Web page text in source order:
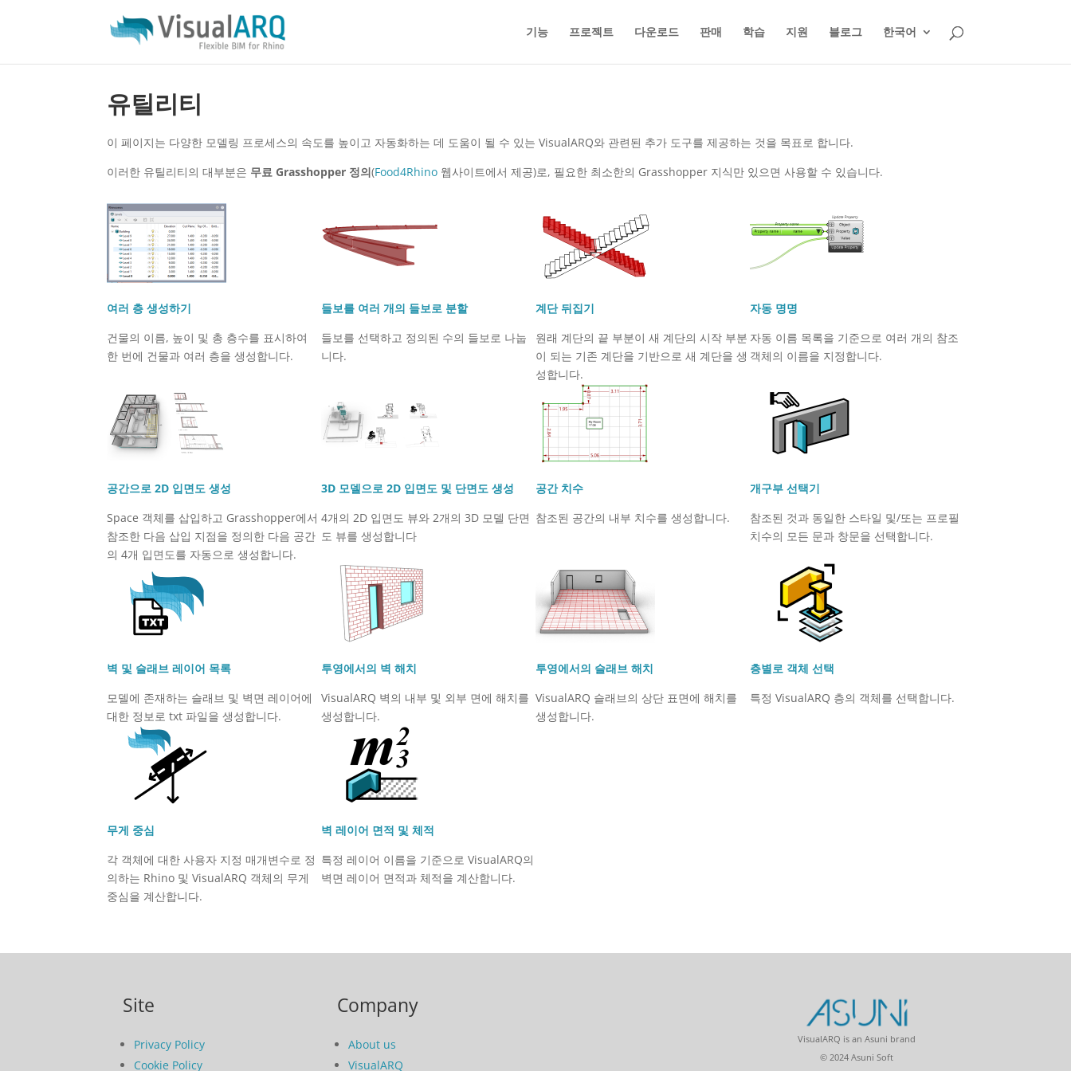
기능 프로젝트 다운로드 판매 학습 지원 블로그 한국어
유틸리티
이 페이지는 다양한 모델링 프로세스의 속도를 높이고 자동화하는 데 도움이 될 수 있는 VisualARQ와 관련된 추가 도구를 제공하는 것을 목표로 합니다.
이러한 유틸리티의 대부분은 무료 Grasshopper 정의(Food4Rhino 웹사이트에서 제공)로, 필요한 최소한의 Grasshopper 지식만 있으면 사용할 수 있습니다.
여러 층 생성하기
건물의 이름, 높이 및 총 층수를 표시하여
한 번에 건물과 여러 층을 생성합니다.
들보를 여러 개의 들보로 분할
들보를 선택하고 정의된 수의 들보로 나눕
니다.
계단 뒤집기
원래 계단의 끝 부분이 새 계단의 시작 부분
이 되는 기존 계단을 기반으로 새 계단을 생
성합니다.
자동 명명
자동 이름 목록을 기준으로 여러 개의 참조
객체의 이름을 지정합니다.
공간으로 2D 입면도 생성
Space 객체를 삽입하고 Grasshopper에서
참조한 다음 삽입 지점을 정의한 다음 공간
의 4개 입면도를 자동으로 생성합니다.
3D 모델으로 2D 입면도 및 단면도 생성
4개의 2D 입면도 뷰와 2개의 3D 모델 단면
도 뷰를 생성합니다
공간 치수
참조된 공간의 내부 치수를 생성합니다.
개구부 선택기
참조된 것과 동일한 스타일 및/또는 프로필
치수의 모든 문과 창문을 선택합니다.
벽 및 슬래브 레이어 목록
모델에 존재하는 슬래브 및 벽면 레이어에
대한 정보로 txt 파일을 생성합니다.
투영에서의 벽 해치
VisualARQ 벽의 내부 및 외부 면에 해치를
생성합니다.
투영에서의 슬래브 해치
VisualARQ 슬래브의 상단 표면에 해치를
생성합니다.
층별로 객체 선택
특정 VisualARQ 층의 객체를 선택합니다.
무게 중심
각 객체에 대한 사용자 지정 매개변수로 정
의하는 Rhino 및 VisualARQ 객체의 무게
중심을 계산합니다.
벽 레이어 면적 및 체적
특정 레이어 이름을 기준으로 VisualARQ의
벽면 레이어 면적과 체적을 계산합니다.
Site
Privacy Policy
Cookie Policy
Company
About us
VisualARQ
VisualARQ is an Asuni brand
© 2024 Asuni Soft